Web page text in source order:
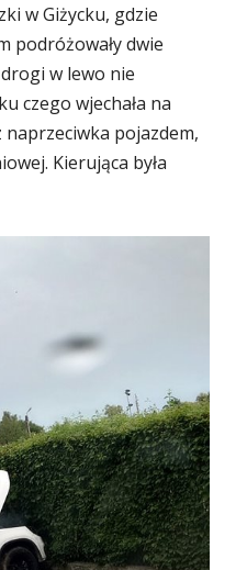
w Giżycku, gdzie
podróżowały dwie
w lewo nie
czego wjechała na
naprzeciwka pojazdem,
Kierująca była